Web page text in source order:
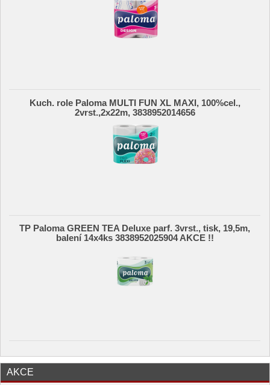
Kuch. role Paloma MULTI FUN XL MAXI, 100%cel.,
2vrst.,2x22m, 3838952014656
TP Paloma GREEN TEA Deluxe parf. 3vrst., tisk, 19,5m,
balení 14x4ks 3838952025904 AKCE !!
AKCE